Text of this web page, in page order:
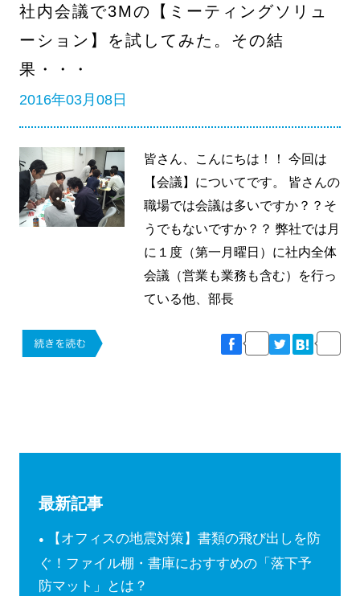
社内会議で3Mの【ミーティングソリュ
ーション】を試してみた。その結
果・・・
2016年03月08日
皆さん、こんにちは！！ 今回は
【会議】についてです。 皆さんの
職場では会議は多いですか？？そ
うでもないですか？？ 弊社では月
に１度（第一月曜日）に社内全体
会議（営業も業務も含む）を行っ
ている他、部長
最新記事
【オフィスの地震対策】書類の飛び出しを防
ぐ！ファイル棚・書庫におすすめの「落下予
防マット」とは？